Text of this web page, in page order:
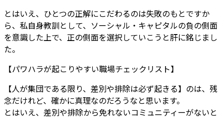
とはいえ、ひとつの正解にこだわるのは失敗のもとですか
ら、私自身教訓として、ソーシャル・キャピタルの負の側面
を意識した上で、正の側面を選択していこうと肝に銘じまし
た。
【パワハラが起こりやすい職場チェックリスト】
【人が集団である限り、差別や排除は必ず起きる】のは、残
念だけれど、確かに真理なのだろうなと思います。
とはいえ、差別や排除から免れないコミュニティーがないと